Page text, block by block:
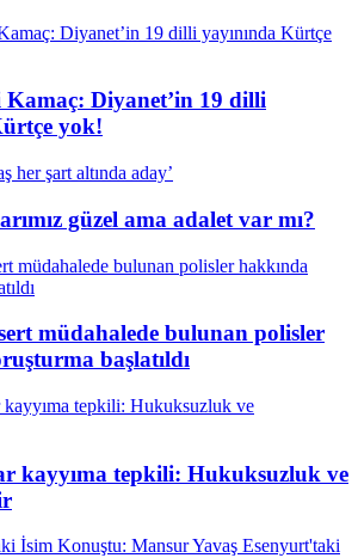
Diyanet’in 19 dilli
yok!
güzel ama adalet var mı?
müdahalede bulunan polisler
başlatıldı
kayyıma tepkili: Hukuksuzluk ve